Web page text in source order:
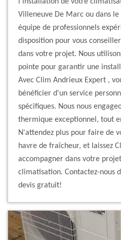
Villeneuve De Marc ou dans
équipe de professionnels
disposition pour vous
dans votre projet. Nous
pointe pour garantir une
Avec Clim Andrieux Expert ,
bénéficier d'un service
spécifiques. Nous nous
thermique exceptionnel, tout
N'attendez plus pour faire de
havre de fraîcheur, et laissez
accompagner dans votre
climatisation. Contactez-nous
devis gratuit!